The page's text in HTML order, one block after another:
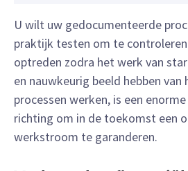
U wilt uw gedocumenteerde
praktijk testen om te
optreden zodra het werk van
en nauwkeurig beeld hebben van
processen werken, is een
richting om in de toekomst een
werkstroom te garanderen.